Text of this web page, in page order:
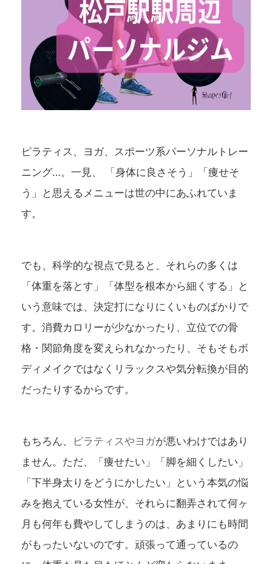
ピラティス、ヨガ、スポーツ系パーソナルトレー
ニング…。一見、 「身体に良さそう」「痩せそ
う」と思えるメニューは世の中にあふれていま
す。
でも、科学的な視点で見ると、それらの多くは
「体重を落とす」「体型を根本から細くする」
と
いう意味では、決定打になりにくいものばかりで
す。消費カロリーが少なかったり、立位での骨
格・関節角度を変えられなかったり、そもそもボ
ディメイクではなくリラックスや気分転換が目的
だったりするからです。
もちろん、 ピラティスやヨガが悪いわけではあり
ません。ただ、「痩せたい」「脚を細くしたい」
「下半身太りをどうにかしたい」という本気の悩
みを抱えている女性が、それらに翻弄されて何ヶ
月も何年も費やしてしまうのは、あまりにも時間
がもったいないのです。頑張って通っているの